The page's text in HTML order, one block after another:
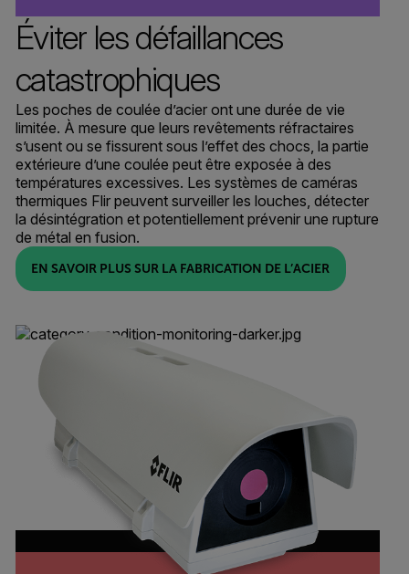
Éviter les défaillances
catastrophiques
Les poches de coulée d’acier ont une durée de vie
limitée. À mesure que leurs revêtements réfractaires
s’usent ou se fissurent sous l’effet des chocs, la partie
extérieure d’une coulée peut être exposée à des
températures excessives. Les systèmes de caméras
thermiques Flir peuvent surveiller les louches, détecter
la désintégration et potentiellement prévenir une rupture
de métal en fusion.
EN SAVOIR PLUS SUR LA FABRICATION DE L’ACIER